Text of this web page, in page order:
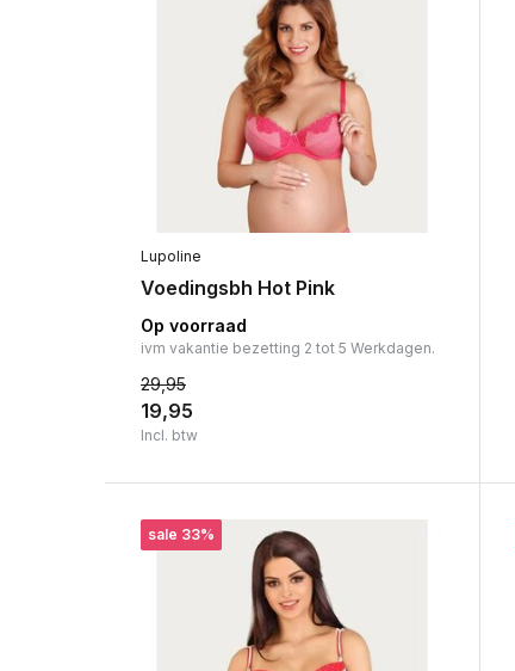
Lupoline
Voedingsbh Hot Pink
Op voorraad
ivm vakantie bezetting 2 tot 5 Werkdagen.
29,95
19,95
Incl. btw
sale 33%